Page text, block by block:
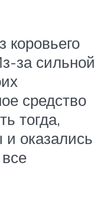
коровьего
за сильной
средство
тогда,
и оказались